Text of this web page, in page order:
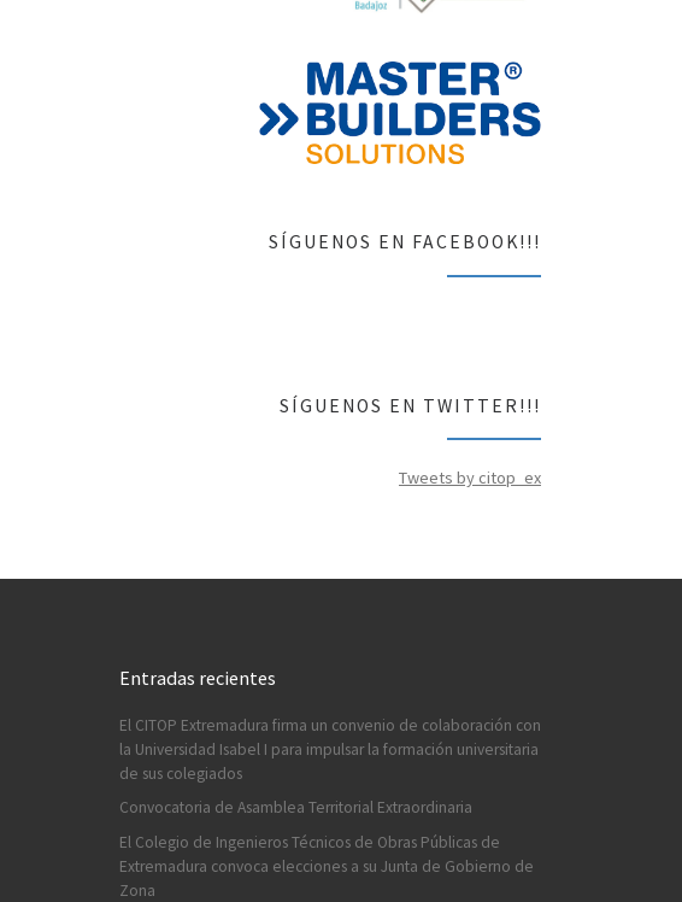
SÍGUENOS EN FACEBOOK!!!
SÍGUENOS EN TWITTER!!!
Tweets by citop_ex
Entradas recientes
El CITOP Extremadura firma un convenio de colaboración con
la Universidad Isabel I para impulsar la formación universitaria
de sus colegiados
Convocatoria de Asamblea Territorial Extraordinaria
El Colegio de Ingenieros Técnicos de Obras Públicas de
Extremadura convoca elecciones a su Junta de Gobierno de
Zona